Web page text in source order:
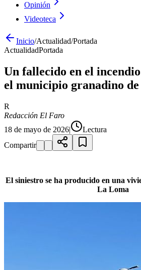
Opinión
Videoteca
Inicio/Actualidad/Portada
ActualidadPortada
Un fallecido en el incendio
el municipio granadino
R
Redacción El Faro
18 de mayo de 2026|
Lectura
Compartir
El siniestro se ha producido en una
La Loma